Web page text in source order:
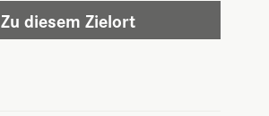
Zu diesem Zielort